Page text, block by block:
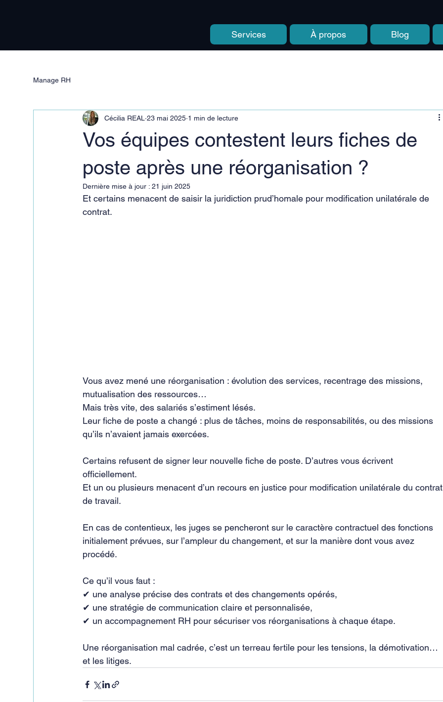
Services À propos Blog
Manage RH
Vos équipes contestent leurs fiches de
poste après une réorganisation ?
Cécilia REAL 23 mai 2025 1 min de lecture
Dernière mise à jour :21 juin 2025
Et certains menacent de saisir la juridiction prud’homale pour modification unilatérale de
contrat.
Vous avez mené une réorganisation : évolution des services, recentrage des missions,
mutualisation des ressources…
Mais très vite, des salariés s’estiment lésés.
Leur fiche de poste a changé : plus de tâches, moins de responsabilités, ou des missions
qu’ils n’avaient jamais exercées.
Certains refusent de signer leur nouvelle fiche de poste. D’autres vous écrivent
officiellement.
Et un ou plusieurs menacent d’un recours en justice pour modification unilatérale du contrat
de travail.
En cas de contentieux, les juges se pencheront sur le caractère contractuel des fonctions
initialement prévues, sur l’ampleur du changement, et sur la manière dont vous avez
procédé.
Ce qu’il vous faut :
✔ une analyse précise des contrats et des changements opérés,
✔ une stratégie de communication claire et personnalisée,
✔ un accompagnement RH pour sécuriser vos réorganisations à chaque étape.
Une réorganisation mal cadrée, c’est un terreau fertile pour les tensions, la démotivation…
et les litiges.